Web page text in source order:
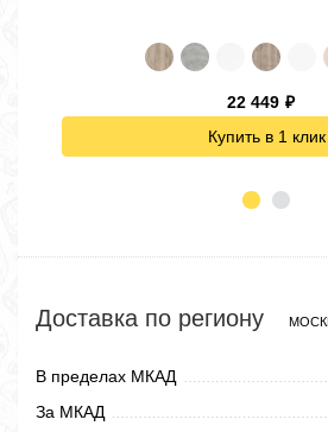
22 449 ₽
Купить в 1 клик
Доставка по региону
В пределах МКАД
За МКАД